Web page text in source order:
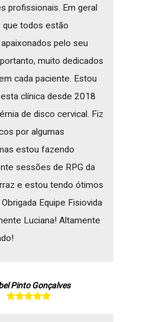
profissionais. Em geral
todos estão
pelo seu
muito dedicados
cada paciente. Estou
clínica desde 2018
de disco cervical. Fiz
por algumas
estou fazendo
sessões de RPG da
e estou tendo ótimos
Equipe Fisiovida
Luciana! Altamente
Pinto Gonçalves